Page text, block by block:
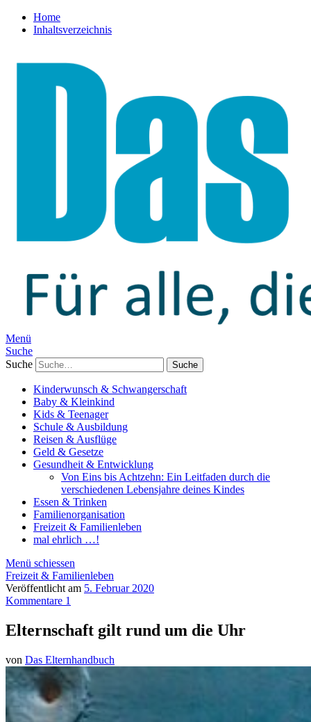
Home
Inhaltsverzeichnis
Menü
Suche
Suche
Kinderwunsch & Schwangerschaft
Baby & Kleinkind
Kids & Teenager
Schule & Ausbildung
Reisen & Ausflüge
Geld & Gesetze
Gesundheit & Entwicklung
Von Eins bis Achtzehn: Ein Leitfaden durch die
verschiedenen Lebensjahre deines Kindes
Essen & Trinken
Familienorganisation
Freizeit & Familienleben
mal ehrlich …!
Menü schiessen
Freizeit & Familienleben
Veröffentlicht am 5. Februar 2020
Kommentare 1
Elternschaft gilt rund um die Uhr
von Das Elternhandbuch